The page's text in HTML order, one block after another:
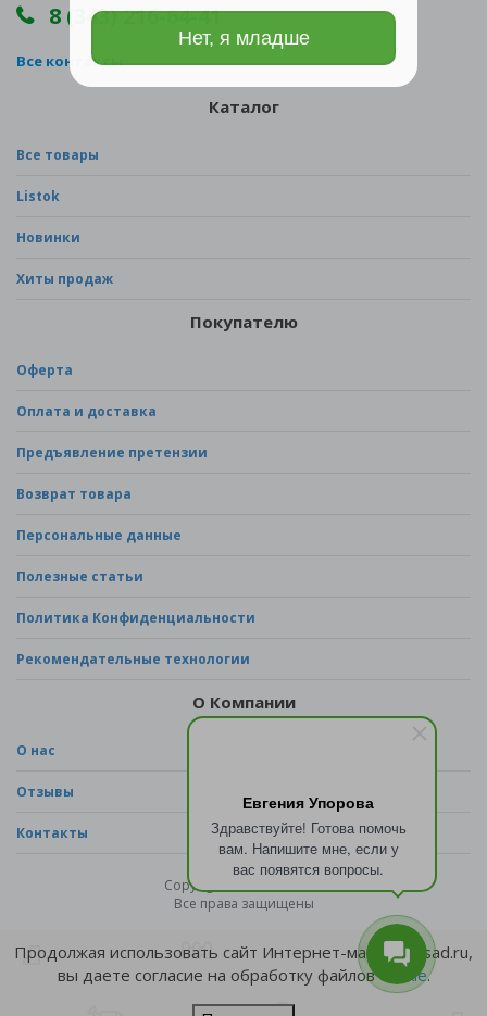
Евгения Упорова
Здравствуйте! Готова помочь
вам. Напишите мне, если у
вас появятся вопросы.
Нет, я младше
8 (343) 216-64-41
Все контакты
Каталог
Все товары
Listok
Новинки
Хиты продаж
Покупателю
Оферта
Оплата и доставка
Предъявление претензии
Возврат товара
Персональные данные
Полезные статьи
Политика Конфиденциальности
Рекомендательные технологии
О Компании
О нас
Отзывы
Контакты
Copyright © 2026 - sad.ru
Все права защищены
Продолжая использовать сайт Интернет-магазина sad.ru,
вы даете согласие на обработку файловcookie.